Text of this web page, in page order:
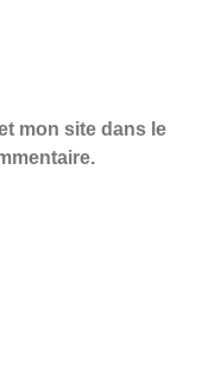
mon site dans le